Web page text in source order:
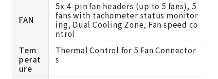
FAN
5x 4-pin fan headers (up to 5 fans), 5
fans with tachometer status monitor
ing, Dual Cooling Zone, Fan speed co
ntrol
Tem
perat
ure
Thermal Control for 5 Fan Connector
s